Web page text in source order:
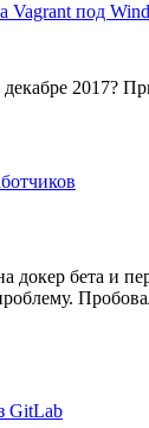
Vagrant под
2017?
докер бета и
GitLab